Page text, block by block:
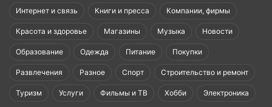
Интернет и связь Книги и пресса Компании, фирмы
Красота и здоровье Магазины Музыка Новости
Образование Одежда Питание Покупки
Развлечения Разное Спорт Строительство и ремонт
Туризм Услуги Фильмы и ТВ Хобби Электроника